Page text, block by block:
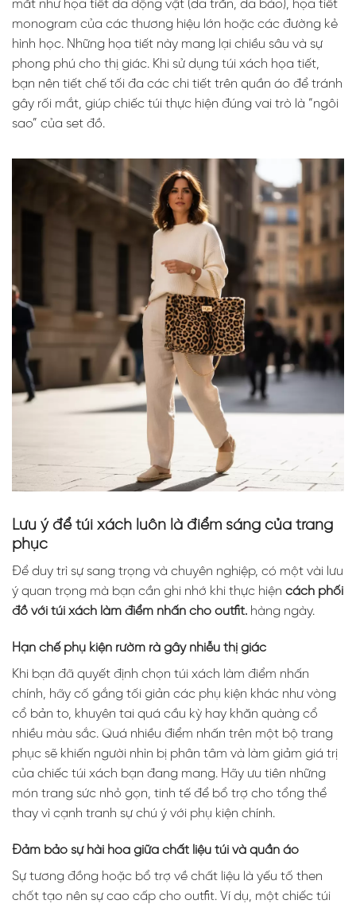
mắt như họa tiết da động vật (da trăn, da báo), họa tiết
monogram của các thương hiệu lớn hoặc các đường kẻ
hình học. Những họa tiết này mang lại chiều sâu và sự
phong phú cho thị giác. Khi sử dụng túi xách họa tiết,
bạn nên tiết chế tối đa các chi tiết trên quần áo để tránh
gây rối mắt, giúp chiếc túi thực hiện đúng vai trò là “ngôi
sao” của set đồ.
Lưu ý để túi xách luôn là điểm sáng của trang
phục
Để duy trì sự sang trọng và chuyên nghiệp, có một vài lưu
ý quan trọng mà bạn cần ghi nhớ khi thực hiện cách phối
đồ với túi xách làm điểm nhấn cho outfit. hàng ngày.
Hạn chế phụ kiện rườm rà gây nhiễu thị giác
Khi bạn đã quyết định chọn túi xách làm điểm nhấn
chính, hãy cố gắng tối giản các phụ kiện khác như vòng
cổ bản to, khuyên tai quá cầu kỳ hay khăn quàng cổ
nhiều màu sắc. Quá nhiều điểm nhấn trên một bộ trang
phục sẽ khiến người nhìn bị phân tâm và làm giảm giá trị
của chiếc túi xách bạn đang mang. Hãy ưu tiên những
món trang sức nhỏ gọn, tinh tế để bổ trợ cho tổng thể
thay vì cạnh tranh sự chú ý với phụ kiện chính.
Đảm bảo sự hài hòa giữa chất liệu túi và quần áo
Sự tương đồng hoặc bổ trợ về chất liệu là yếu tố then
chốt tạo nên sự cao cấp cho outfit. Ví dụ, một chiếc túi